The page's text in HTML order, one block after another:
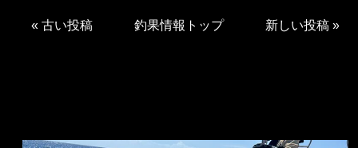
«古い投稿 釣果情報トップ 新しい投稿 »